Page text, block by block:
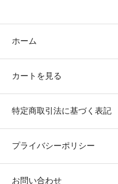
ホーム
カートを見る
特定商取引法に基づく表記
プライバシーポリシー
お問い合わせ